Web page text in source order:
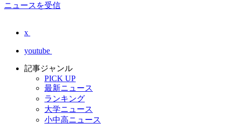
ニュースを受信
x
youtube
記事ジャンル
PICK UP
最新ニュース
ランキング
大学ニュース
小中高ニュース